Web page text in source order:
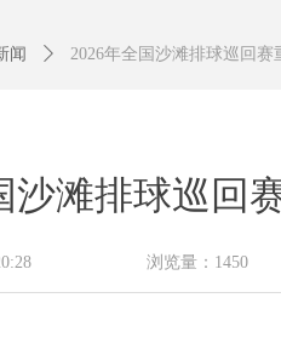
沙滩排球巡回
浏览量： 1450
闻 ꄲ 2026年全国沙滩排球巡回